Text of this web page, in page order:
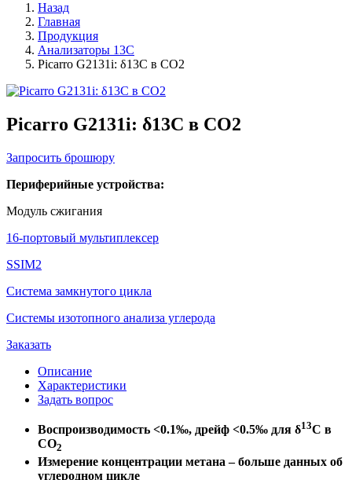
Назад
Главная
Продукция
Анализаторы 13C
Picarro G2131i: δ13C в СО2
Picarro G2131i: δ13C в СО2
Запросить брошюру
Периферийные устройства:
Модуль сжигания
16-портовый мультиплексер
SSIM2
Система замкнутого цикла
Системы изотопного анализа углерода
Заказать
Описание
Характеристики
Задать вопрос
Воспроизводимость <0.1‰, дрейф <0.5‰ для δ13С в
СО2
Измерение концентрации метана – больше данных об
углеродном цикле